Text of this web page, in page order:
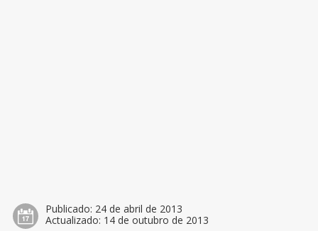
Publicado: 24 de abril de 2013
Actualizado: 14 de outubro de 2013